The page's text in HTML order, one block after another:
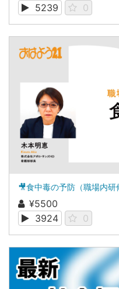
5239
0
🎥食中毒の予防（職場内研
¥5500
3924
0